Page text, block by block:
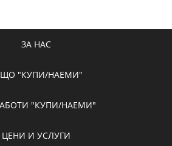
ЗА НАС
"КУПИ/НАЕМИ"
"КУПИ/НАЕМИ"
ЦЕНИ И УСЛУГИ